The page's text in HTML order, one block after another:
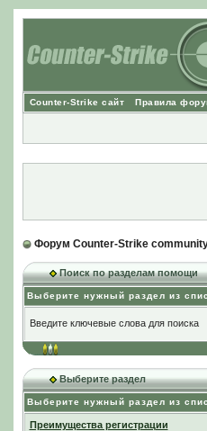
Counter-Strike сайт Правила
Форум Counter-Strike
Поиск по разделам помощи
Выберите нужный раздел из
Введите ключевые слова для поиска
Выберите раздел
Выберите нужный раздел из
Преимущества регистрации